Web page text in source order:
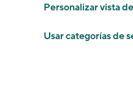
Personalizar vista
Usar categorías de